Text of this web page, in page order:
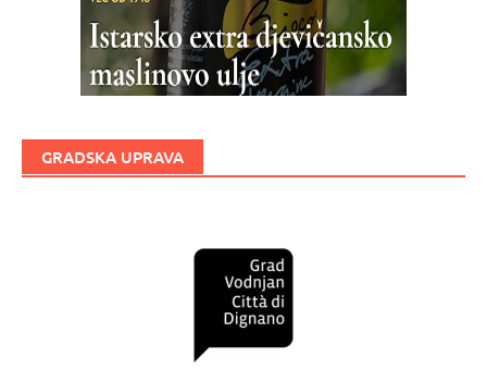
GRADSKA UPRAVA